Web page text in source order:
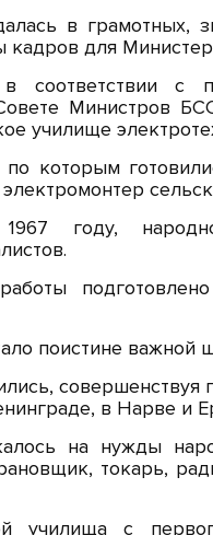
в грамотных,
кадров для
в соответствии
Министров
училище
которым
году,
поистине
в Нарве и
на нужды
токарь,
училища с